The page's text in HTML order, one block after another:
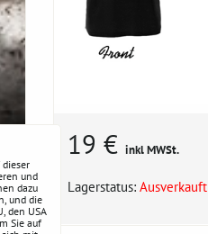
19 € inkl MWSt.
Lagerstatus: Ausverkauft
und
dazu
und die
den USA
Sie auf